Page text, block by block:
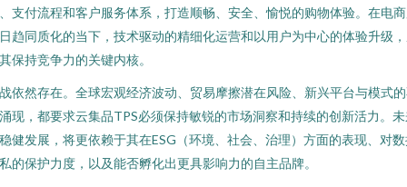
支付流程和客户服务体系，打造顺畅、安全、愉悦的购物体验。在电
趋同质化的当下，技术驱动的精细化运营和以用户为中心的体验升级
保持竞争力的关键内核。
依然存在。全球宏观经济波动、贸易摩擦潜在风险、新兴平台与模式
现，都要求云集品TPS必须保持敏锐的市场洞察和持续的创新活力。
健发展，将更依赖于其在ESG（环境、社会、治理）方面的表现、对
的保护力度，以及能否孵化出更具影响力的自主品牌。